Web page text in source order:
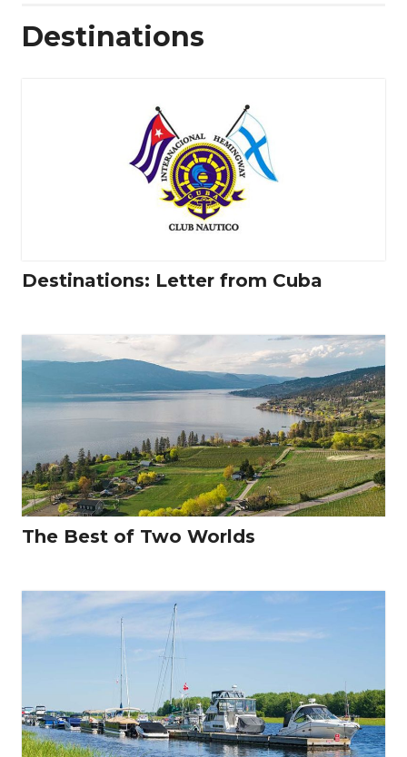
Destinations
Destinations: Letter from Cuba
The Best of Two Worlds